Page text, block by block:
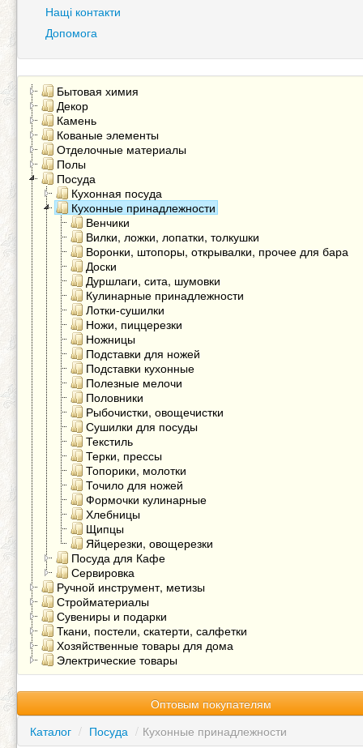
Нащі контакти
Допомога
Бытовая химия
Декор
Камень
Кованые элементы
Отделочные материалы
Полы
Посуда
Кухонная посуда
Кухонные принадлежности
Венчики
Вилки, ложки, лопатки, толкушки
Воронки, штопоры, открывалки, прочее для бара
Доски
Дуршлаги, сита, шумовки
Кулинарные принадлежности
Лотки-сушилки
Ножи, пиццерезки
Ножницы
Подставки для ножей
Подставки кухонные
Полезные мелочи
Половники
Рыбочистки, овощечистки
Сушилки для посуды
Текстиль
Терки, прессы
Топорики, молотки
Точило для ножей
Формочки кулинарные
Хлебницы
Щипцы
Яйцерезки, овощерезки
Посуда для Кафе
Сервировка
Ручной инструмент, метизы
Стройматериалы
Сувениры и подарки
Ткани, постели, скатерти, салфетки
Хозяйственные товары для дома
Электрические товары
Оптовым покупателям
Каталог / Посуда / Кухонные принадлежности